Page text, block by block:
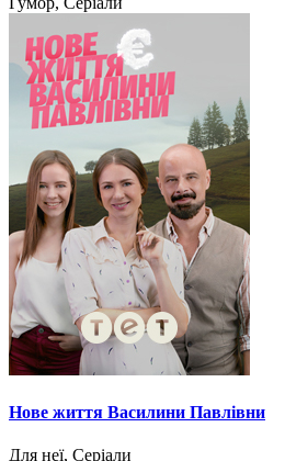
Нове життя Василини Павлівни
Для неї, Серіали